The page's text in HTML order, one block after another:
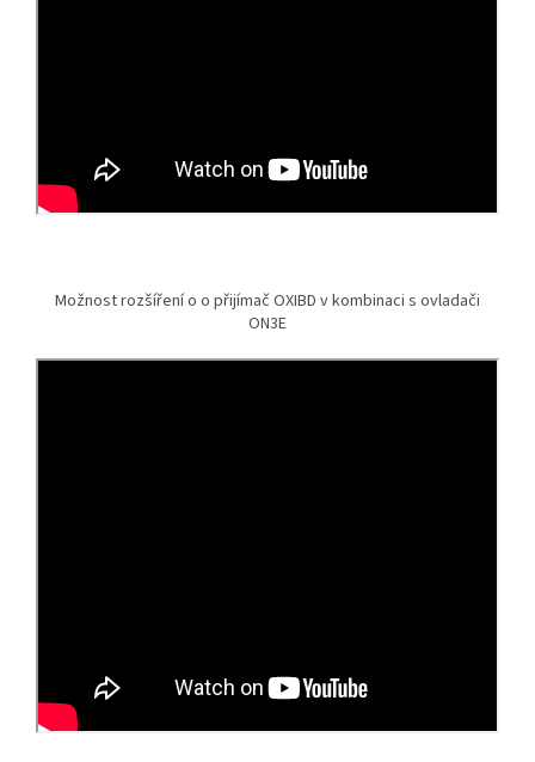
Možnost rozšíření o o přijímač OXIBD v kombinaci s ovladači
ON3E